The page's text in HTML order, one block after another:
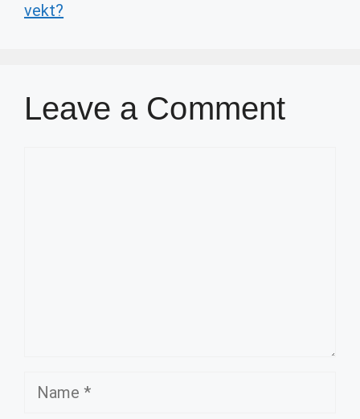
vekt?
Leave a Comment
Name